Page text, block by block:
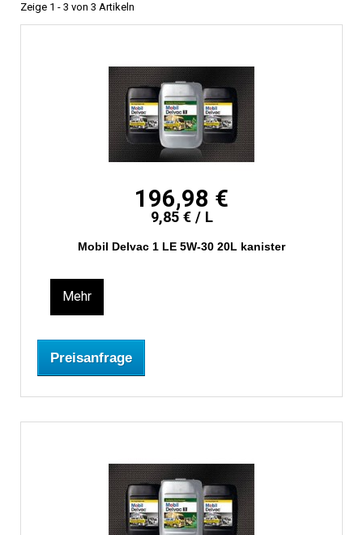
Zeige 1 - 3 von 3 Artikeln
196,98 €
9,85 € / L
Mobil Delvac 1 LE 5W-30 20L kanister
Mehr
Preisanfrage